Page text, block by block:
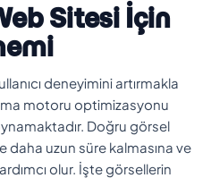
Sitesi İçin
deneyimini artırmakla
motoru optimizasyonu
Doğru görsel
daha uzun süre kalmasına ve
olur. İşte görsellerin